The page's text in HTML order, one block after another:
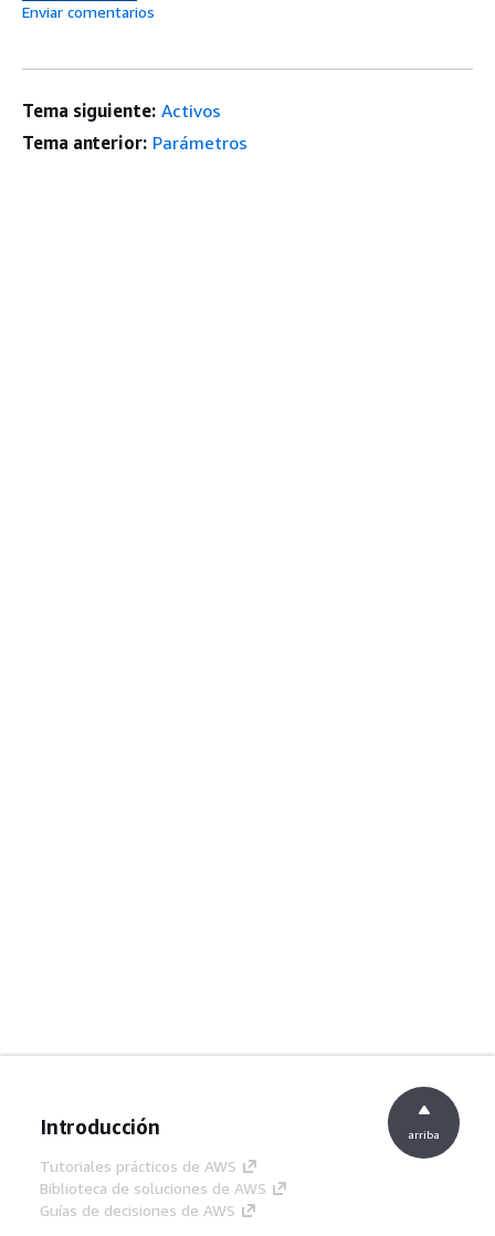
Enviar comentarios
Tema siguiente: Activos
Tema anterior: Parámetros
Introducción
Tutoriales prácticos de AWS
Biblioteca de soluciones de AWS
Guías de decisiones de AWS
arriba